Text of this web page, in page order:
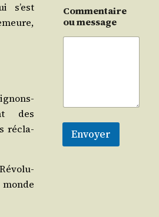
s’est
des
récla­
Commentaire
ou message
Envoyer